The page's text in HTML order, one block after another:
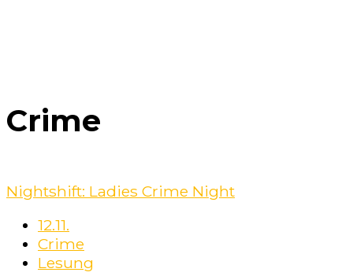
Crime
Nightshift: Ladies Crime Night
12.11.
Crime
Lesung